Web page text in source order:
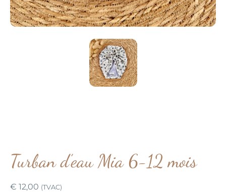
Turban d’eau Mia 6-12 mois
€ 12,00 (TVAC)